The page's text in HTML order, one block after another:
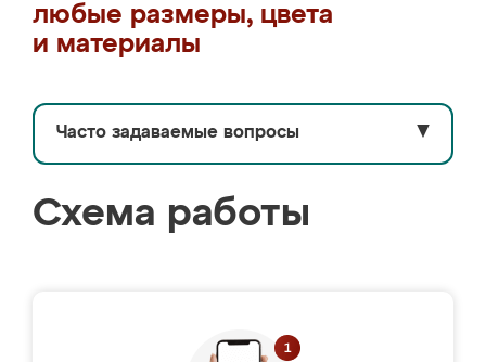
любые размеры, цвета
и материалы
Часто задаваемые вопросы ▼
Схема работы